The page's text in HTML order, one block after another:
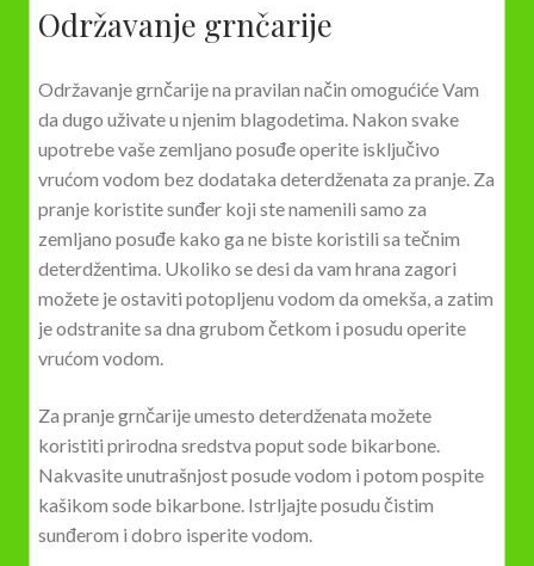
Održavanje grnčarije
Održavanje grnčarije na pravilan način omogućiće Vam
da dugo uživate u njenim blagodetima. Nakon svake
upotrebe vaše zemljano posuđe operite isključivo
vrućom vodom bez dodataka deterdženata za pranje. Za
pranje koristite sunđer koji ste namenili samo za
zemljano posuđe kako ga ne biste koristili sa tečnim
deterdžentima. Ukoliko se desi da vam hrana zagori
možete je ostaviti potopljenu vodom da omekša, a zatim
je odstranite sa dna grubom četkom i posudu operite
vrućom vodom.
Za pranje grnčarije umesto deterdženata možete
koristiti prirodna sredstva poput sode bikarbone.
Nakvasite unutrašnjost posude vodom i potom pospite
kašikom sode bikarbone. Istrljajte posudu čistim
sunđerom i dobro isperite vodom.